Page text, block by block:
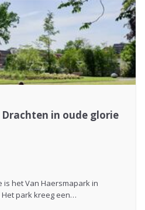
in oude glorie
het Van Haersmapark in
park kreeg een…